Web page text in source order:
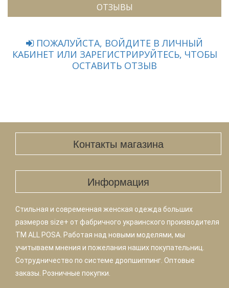
ОТЗЫВЫ
ПОЖАЛУЙСТА, ВОЙДИТЕ В ЛИЧНЫЙ
КАБИНЕТ ИЛИ ЗАРЕГИСТРИРУЙТЕСЬ, ЧТОБЫ
ОСТАВИТЬ ОТЗЫВ
Контакты магазина
Информация
Стильная и современная женская одежда больших
размеров size+ от фабричного украинского производителя
TM ALL POSA. Работая над новыми моделями, мы
учитываем мнения и пожелания наших покупательниц.
Сотрудничество по системе дропшиппинг. Оптовые
заказы. Розничные покупки.